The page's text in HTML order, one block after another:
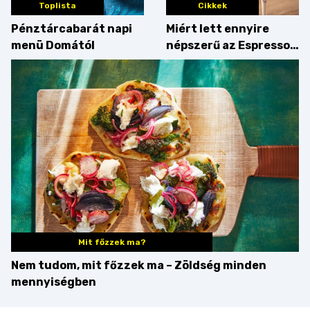
Toplista
Pénztárcabarát napi
menü Domától
Cikkek
Miért lett ennyire
népszerű az Espresso
Martini – és mit
érdemes enni mellé?
Mit főzzek ma?
Nem tudom, mit főzzek ma – Zöldség minden
mennyiségben